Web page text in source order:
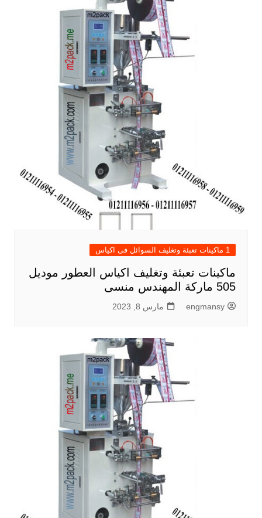
1 ماكينات تعبئة وتغليف السوائل فى اكياس
ماكينات تعبئة وتغليف اكياس العطور موديل
505 ماركة المهندس منسى
engmansy مارس 8, 2023